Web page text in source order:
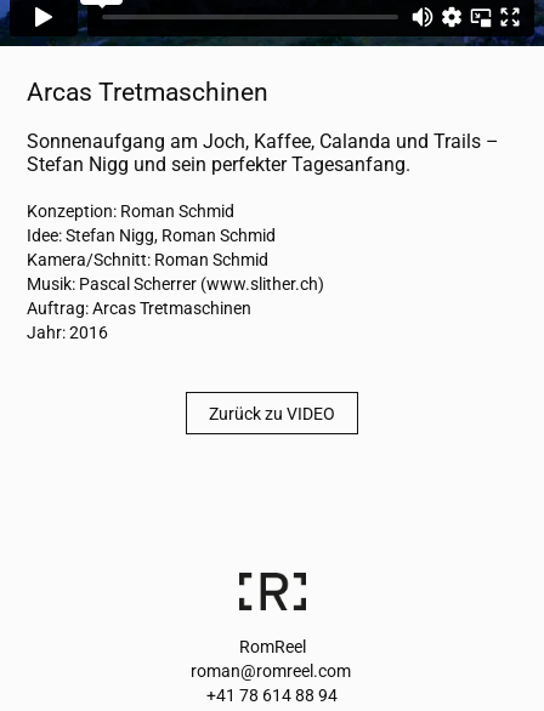
Arcas Tretmaschinen
Sonnenaufgang am Joch, Kaffee, Calanda und Trails –
Stefan Nigg und sein perfekter Tagesanfang.
Konzeption: Roman Schmid
Idee: Stefan Nigg, Roman Schmid
Kamera/Schnitt: Roman Schmid
Musik: Pascal Scherrer (www.slither.ch)
Auftrag: Arcas Tretmaschinen
Jahr: 2016
Zurück zu VIDEO
RomReel
roman@romreel.com
+41 78 614 88 94